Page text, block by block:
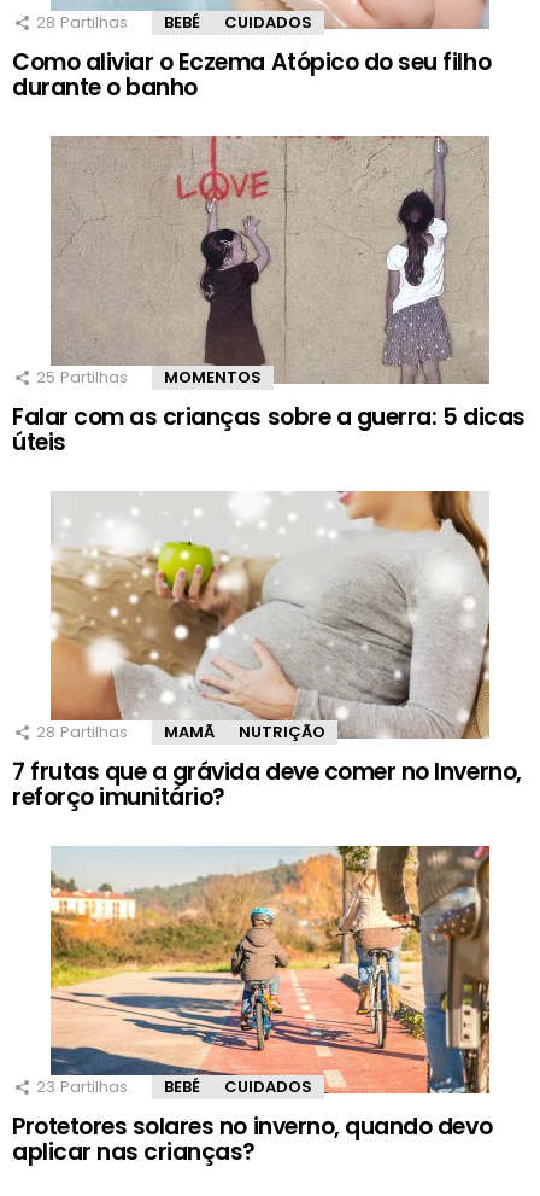
28 Partilhas BEBÉ CUIDADOS
Como aliviar o Eczema Atópico do seu filho
durante o banho
25 Partilhas MOMENTOS
Falar com as crianças sobre a guerra: 5 dicas
úteis
28 Partilhas MAMÃ NUTRIÇÃO
7 frutas que a grávida deve comer no Inverno,
reforço imunitário?
23 Partilhas BEBÉ CUIDADOS
Protetores solares no inverno, quando devo
aplicar nas crianças?